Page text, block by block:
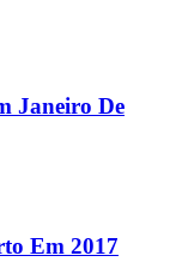
Janeiro De
Em 2017